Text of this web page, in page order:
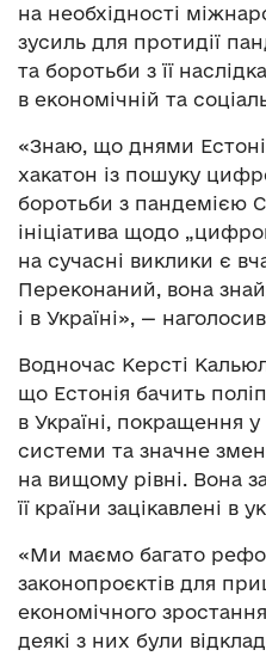
на необхідності
зусиль для протидії
та боротьби з її
в економічній та
«Знаю, що днями
хакатон із пошуку
боротьби з пандемією
ініціатива щодо
на сучасні виклики є
Переконаний, вона
і в Україні», —
Водночас Керсті
що Естонія бачить
в Україні, покращення у
системи та значне
на вищому рівні. Вона
її країни зацікавлені в
«Ми маємо багато
законопроєктів для
економічного
деякі з них були